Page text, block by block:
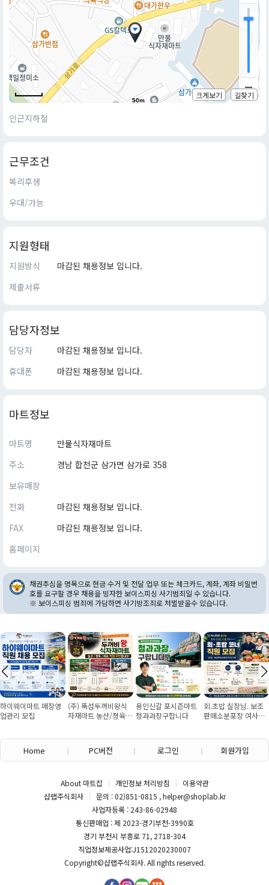
50m
크게보기 길찾기
인근지하철
근무조건
복리후생
우대/가능
지원형태
지원방식
마감된 채용정보 입니다.
제출서류
담당자정보
담당자
마감된 채용정보 입니다.
휴대폰
마감된 채용정보 입니다.
마트정보
마트명
만물식자재마트
주소
경남 합천군 삼가면 삼가로 358
보유매장
전화
마감된 채용정보 입니다.
FAX
마감된 채용정보 입니다.
홈페이지
채권추심을 명목으로 현금 수거 및 전달 업무 또는 체크카드, 계좌, 계좌 비밀번
호를 요구할 경우 채용을 빙자한 보이스피싱 사기범죄일 수 있습니다.
※ 보이스피싱 범죄에 가담하면 사기방조죄로 처벌받을수 있습니다.
하이웨이마트 매장영
업관리 모집
(주) 뚝섬두꺼비왕식
자재마트 농산/졍육/
용인신갈 포시즌마트
청과과장구합니다
회.초밥 실장님. 보조
판매소분포장 여사님
Home PC버전 로그인 회원가입
About 마트잡 개인정보 처리방침
이용약관
샵랩주식회사
문의 : 02)851-0815 , helper@shoplab.kr
사업자등록 : 243-86-02948
통신판매업 : 제 2023-경기부천-3990호
경기 부천시 부흥로 71, 2718-304
직업정보제공사업:J1512020230007
Copyright©샵랩주식회사. All rights reserved.